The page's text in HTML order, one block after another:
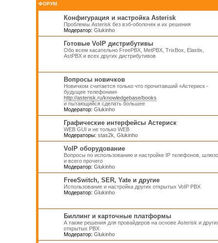
ФОРУМ
Конфигурация и настройка Asterisk
Проблемы Asterisk без вэб-оболочек и их решения
Модератор: Glukinho
Готовые VoIP дистрибутивы
Обо всем касательно FreePBX, MetPBX, TrixBox, Elastix,
AstPBX и всех других дистрибутивов
Вопросы новичков
Новичком считается только что прочитавший «Астериск -
будущее телефонии»
http://asterisk.ru/knowledgebase/books
и пытающийся сделать большее
Модератор: Glukinho
Графические интерфейсы Астериск
WEB GUI и не только WEB
Модераторы: stas2k Glukinho
VoIP оборудование
Вопросы по использованию и настройке IP телефонов,
и всего прочего
Модератор: Glukinho
FreeSwitch, SER, Yate и другие
Использование и настройка других открытых VoIP PBX
Модератор: Glukinho
Биллинг и карточные платформы
А также решения для провайдеров на основе Asterisk и
открытых PBX
Модератор: Glukinho